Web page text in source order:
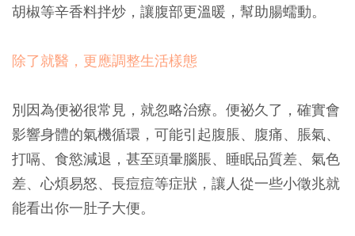
胡椒等辛香料拌炒，讓腹部更溫暖，幫助腸蠕動。
除了就醫，更應調整生活樣態
別因為便祕很常見，就忽略治療。便祕久了，確實會
影響身體的氣機循環，可能引起腹脹、腹痛、脹氣、
打嗝、食慾減退，甚至頭暈腦脹、睡眠品質差、氣色
差、心煩易怒、長痘痘等症狀，讓人從一些小徵兆就
能看出你一肚子大便。